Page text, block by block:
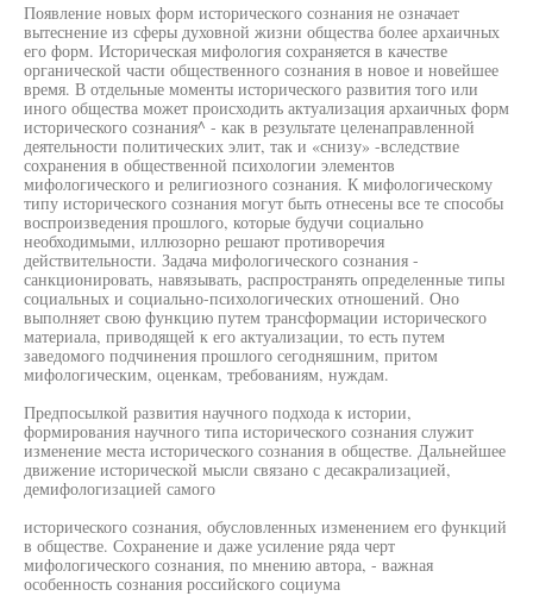
Появление новых форм исторического сознания не означает
вытеснение из сферы духовной жизни общества более архаичных
его форм. Историческая мифология сохраняется в качестве
органической части общественного сознания в новое и новейшее
время. В отдельные моменты исторического развития того или
иного общества может происходить актуализация архаичных форм
исторического сознания^ - как в результате целенаправленной
деятельности политических элит, так и «снизу» -вследствие
сохранения в общественной психологии элементов
мифологического и религиозного сознания. К мифологическому
типу исторического сознания могут быть отнесены все те способы
воспроизведения прошлого, которые будучи социально
необходимыми, иллюзорно решают противоречия
действительности. Задача мифологического сознания -
санкционировать, навязывать, распространять определенные типы
социальных и социально-психологических отношений. Оно
выполняет свою функцию путем трансформации исторического
материала, приводящей к его актуализации, то есть путем
заведомого подчинения прошлого сегодняшним, притом
мифологическим, оценкам, требованиям, нуждам.
Предпосылкой развития научного подхода к истории,
формирования научного типа исторического сознания служит
изменение места исторического сознания в обществе. Дальнейшее
движение исторической мысли связано с десакрализацией,
демифологизацией самого
исторического сознания, обусловленных изменением его функций
в обществе. Сохранение и даже усиление ряда черт
мифологического сознания, по мнению автора, - важная
особенность сознания российского социума